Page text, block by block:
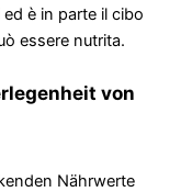
è in parte il cibo
essere nutrita.
von
Nährwerte